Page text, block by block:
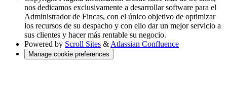
nos dedicamos exclusivamente a desarrollar software para el
Administrador de Fincas, con el único objetivo de optimizar
los recursos de su despacho y con ello dar un mejor servicio a
sus clientes y hacer más rentable su negocio.
Powered by Scroll Sites & Atlassian Confluence
Manage cookie preferences